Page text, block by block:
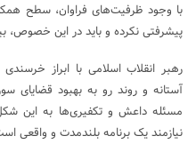
با وجود ظرفیت‌های فراوان، سطح
پیشرفتی نکرده و باید در این
رهبر انقلاب اسلامی با ابراز
آستانه و روند رو به بهبود قضایای
مسئله داعش و تکفیری‌ها به این
نیازمند یک برنامه بلندمدت و واقعی